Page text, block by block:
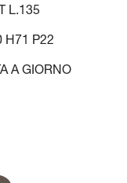
L.135
P22
A GIORNO